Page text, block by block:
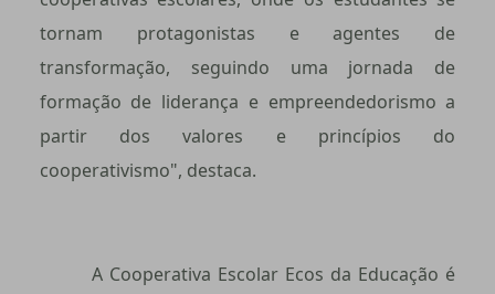
tornam protagonistas e agentes de
transformação, seguindo uma jornada de
formação de liderança e empreendedorismo a
partir dos valores e princípios do
cooperativismo", destaca.
A Cooperativa Escolar Ecos da Educação é